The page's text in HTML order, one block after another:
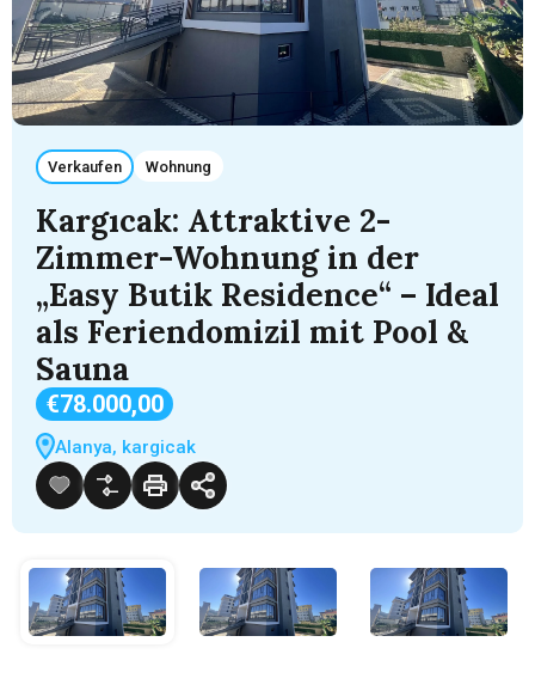
Verkaufen Wohnung
Kargıcak: Attraktive 2-
Zimmer-Wohnung in der
„Easy Butik Residence“ – Ideal
als Feriendomizil mit Pool &
Sauna
€78.000,00
Alanya, kargicak